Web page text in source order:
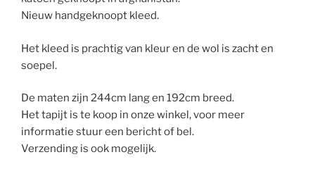
Nieuw handgeknoopt kleed.
Het kleed is prachtig van kleur en de wol is zacht en
soepel.
De maten zijn 244cm lang en 192cm breed.
Het tapijt is te koop in onze winkel, voor meer
informatie stuur een bericht of bel.
Verzending is ook mogelijk.